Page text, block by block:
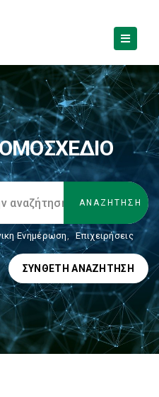
Ενημέρωση, Επιχειρήσεις
ΣΎΝΘΕΤΗ ΑΝΑΖΉΤΗΣΗ